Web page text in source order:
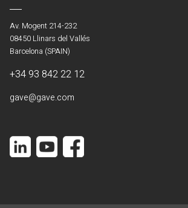
Av. Mogent 214-232
08450 Llinars del Vallés
Barcelona (SPAIN)
+34 93 842 22 12
gave@gave.com